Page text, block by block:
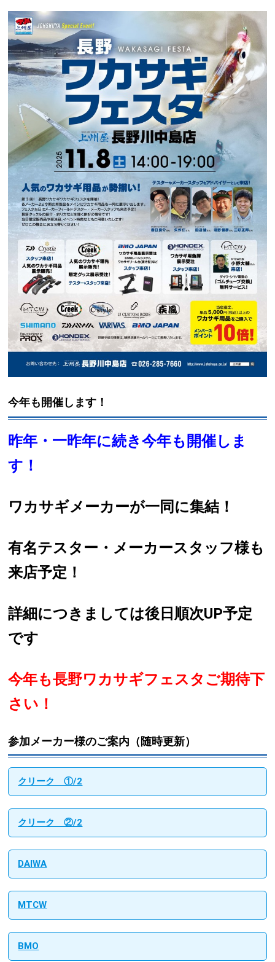
今年も開催します！
昨年・一昨年に続き今年も開催しま
す！
ワカサギメーカーが一同に集結！
有名テスター・メーカースタッフ様も
来店予定！
詳細につきましては後日順次UP予定
です
今年も長野ワカサギフェスタご期待下
さい！
参加メーカー様のご案内（随時更新）
クリーク ①/2
クリーク ②/2
DAIWA
MTCW
BMO